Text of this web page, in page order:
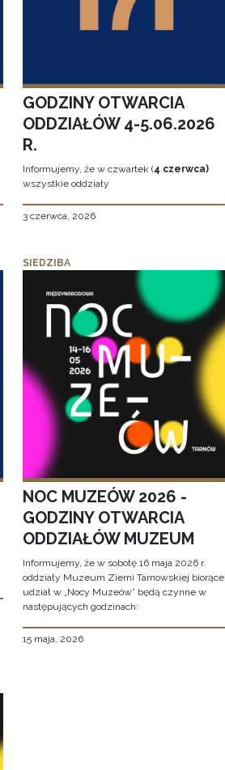
GODZINY OTWARCIA
ODDZIAŁÓW 4-5.06.2026
R.
Informujemy, że w czwartek (4 czerwca)
wszystkie oddziały
3 czerwca, 2026
SIEDZIBA
NOC MUZEÓW 2026 -
GODZINY OTWARCIA
ODDZIAŁÓW MUZEUM
Informujemy, że w sobotę 16 maja 2026 r.
oddziały Muzeum Ziemi Tarnowskiej biorące
udział w „Nocy Muzeów” będą czynne w
następujących godzinach:
15 maja, 2026